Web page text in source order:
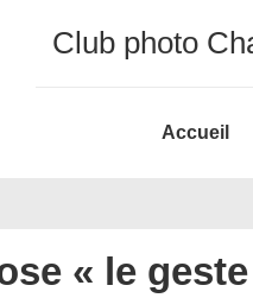
Club photo
Main
Accueil
« le